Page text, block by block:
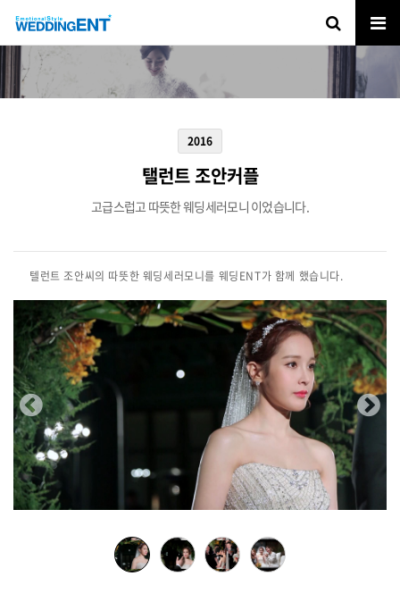
2016
탤런트 조안커플
고급스럽고 따뜻한 웨딩세러모니 이었습니다.
텔런트 조안씨의 따뜻한 웨딩세러모니를 웨딩ENT가 함께 했습니다.